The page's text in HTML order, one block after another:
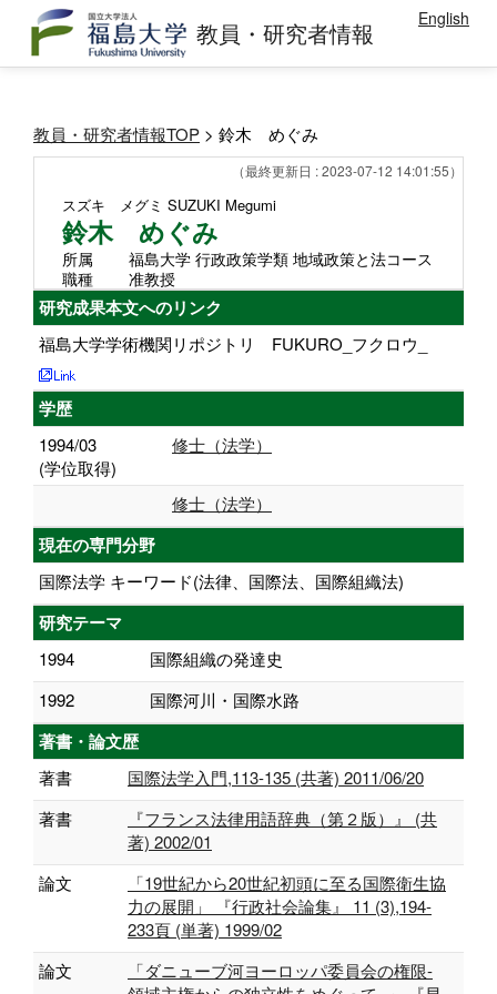
教員・研究者情報 English
教員・研究者情報TOP > 鈴木 めぐみ
（最終更新日 : 2023-07-12 14:01:55）
スズキ メグミ SUZUKI Megumi
鈴木 めぐみ
所属
福島大学 行政政策学類 地域政策と法コース
職種
准教授
研究成果本文へのリンク
福島大学学術機関リポジトリ FUKURO_フクロウ_
学歴
1994/03
(学位取得)
修士（法学）
修士（法学）
現在の専門分野
国際法学 キーワード(法律、国際法、国際組織法)
研究テーマ
1994
国際組織の発達史
1992
国際河川・国際水路
著書・論文歴
著書
国際法学入門,113-135 (共著) 2011/06/20
著書
『フランス法律用語辞典（第２版）』 (共
著) 2002/01
論文
「19世紀から20世紀初頭に至る国際衛生協
力の展開」 『行政社会論集』 11 (3),194-
233頁 (単著) 1999/02
論文
「ダニューブ河ヨーロッパ委員会の権限-